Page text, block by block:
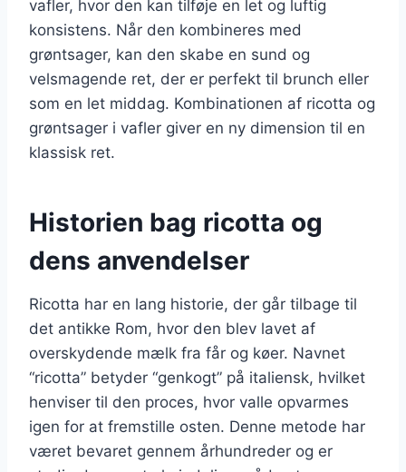
vafler, hvor den kan tilføje en let og luftig
konsistens. Når den kombineres med
grøntsager, kan den skabe en sund og
velsmagende ret, der er perfekt til brunch eller
som en let middag. Kombinationen af ricotta og
grøntsager i vafler giver en ny dimension til en
klassisk ret.
Historien bag ricotta og
dens anvendelser
Ricotta har en lang historie, der går tilbage til
det antikke Rom, hvor den blev lavet af
overskydende mælk fra får og køer. Navnet
“ricotta” betyder “genkogt” på italiensk, hvilket
henviser til den proces, hvor valle opvarmes
igen for at fremstille osten. Denne metode har
været bevaret gennem århundreder og er